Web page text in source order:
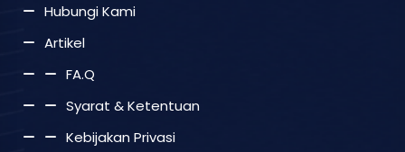
Hubungi Kami
Artikel
FA.Q
Syarat & Ketentuan
Kebijakan Privasi